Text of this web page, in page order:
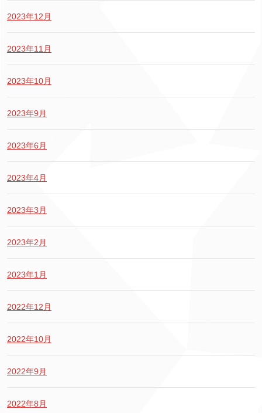
2023年12月
2023年11月
2023年10月
2023年9月
2023年6月
2023年4月
2023年3月
2023年2月
2023年1月
2022年12月
2022年10月
2022年9月
2022年8月